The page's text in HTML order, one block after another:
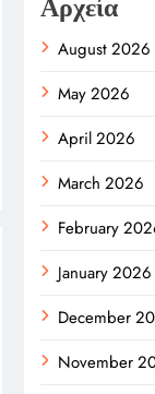
August 2026
May 2026
April 2026
March 2026
February
January 2026
December
November